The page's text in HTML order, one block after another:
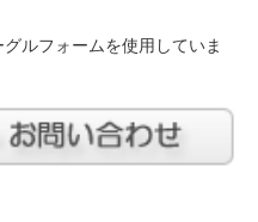
ルフォームを使用していま